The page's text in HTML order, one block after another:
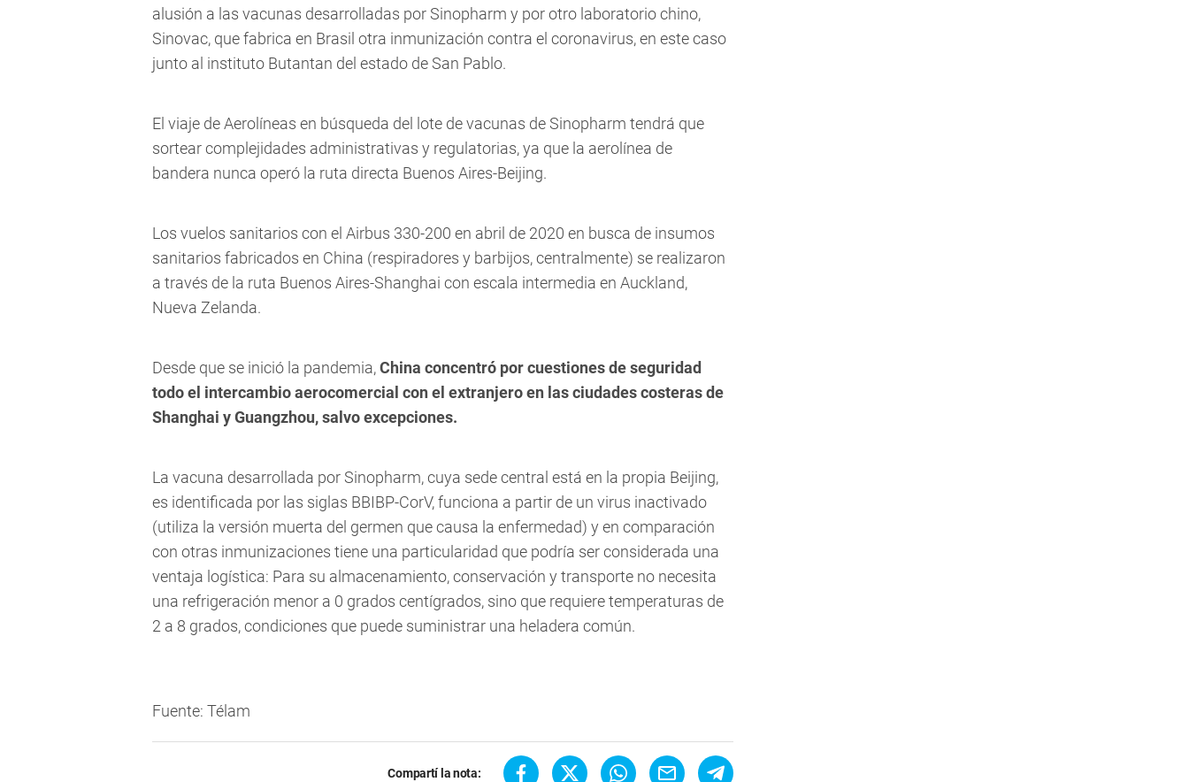
alusión a las vacunas desarrolladas por Sinopharm y por otro laboratorio chino,
Sinovac, que fabrica en Brasil otra inmunización contra el coronavirus, en este caso
junto al instituto Butantan del estado de San Pablo.
El viaje de Aerolíneas en búsqueda del lote de vacunas de Sinopharm tendrá que
sortear complejidades administrativas y regulatorias, ya que la aerolínea de
bandera nunca operó la ruta directa Buenos Aires-Beijing.
Los vuelos sanitarios con el Airbus 330-200 en abril de 2020 en busca de insumos
sanitarios fabricados en China (respiradores y barbijos, centralmente) se realizaron
a través de la ruta Buenos Aires-Shanghai con escala intermedia en Auckland,
Nueva Zelanda.
Desde que se inició la pandemia,China concentró por cuestiones de seguridad
todo el intercambio aerocomercial con el extranjero en las ciudades costeras de
Shanghai y Guangzhou, salvo excepciones.
La vacuna desarrollada por Sinopharm, cuya sede central está en la propia Beijing,
es identificada por las siglas BBIBP-CorV, funciona a partir de un virus inactivado
(utiliza la versión muerta del germen que causa la enfermedad) y en comparación
con otras inmunizaciones tiene una particularidad que podría ser considerada una
ventaja logística: Para su almacenamiento, conservación y transporte no necesita
una refrigeración menor a 0 grados centígrados, sino que requiere temperaturas de
2 a 8 grados, condiciones que puede suministrar una heladera común.
Fuente: Télam
Compartí la nota: